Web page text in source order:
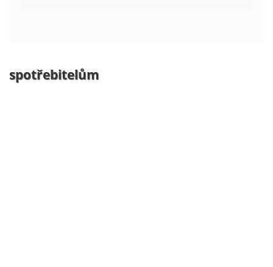
spotřebitelům